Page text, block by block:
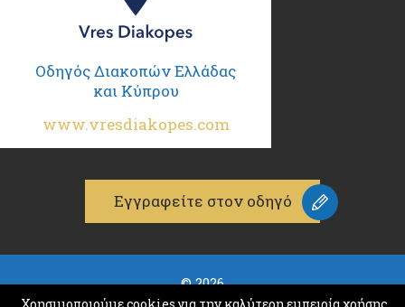
Οδηγός Διακοπών Ελλάδας
και Κύπρου
www.vresdiakopes.com
Εγγραφείτε στον οδηγό
© 2026
K & M ADVERTISING